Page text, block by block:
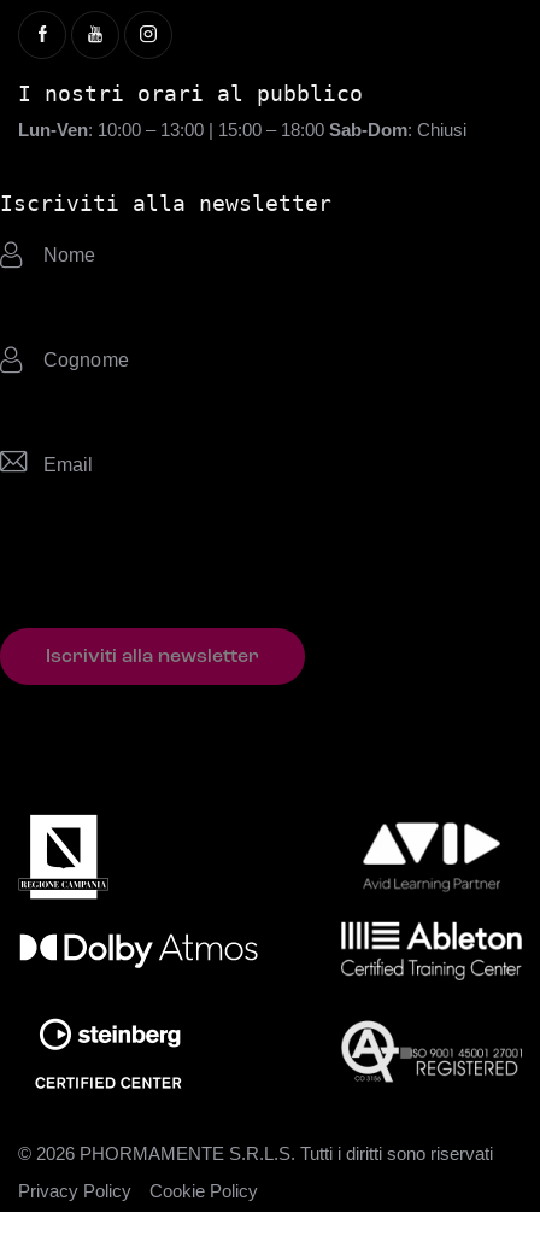
I nostri orari al pubblico
Lun-Ven: 10:00 – 13:00 | 15:00 – 18:00 Sab-Dom: Chiusi
Iscriviti alla newsletter
© 2026 PHORMAMENTE S.R.L.S. Tutti i diritti sono riservati
Privacy Policy
Cookie Policy